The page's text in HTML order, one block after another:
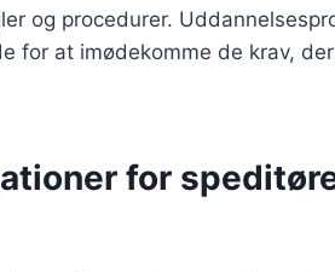
og procedurer.
for at imødekomme de krav,
for